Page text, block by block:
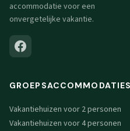
accommodatie voor een
onvergetelijke vakantie.
GROEPSACCOMMODATIES
Vakantiehuizen voor 2 personen
Vakantiehuizen voor 4 personen